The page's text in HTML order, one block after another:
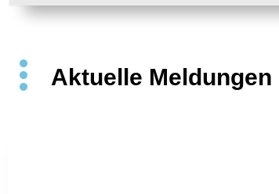
Aktuelle Meldungen